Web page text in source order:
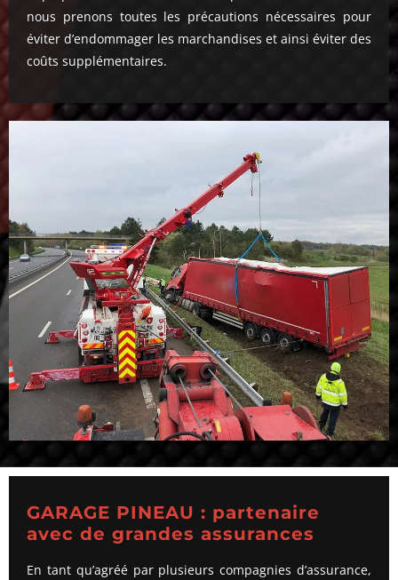
nous prenons toutes les précautions nécessaires pour
éviter d’endommager les marchandises et ainsi éviter des
coûts supplémentaires.
GARAGE PINEAU : partenaire
avec de grandes assurances
En tant qu’agréé par plusieurs compagnies d’assurance,